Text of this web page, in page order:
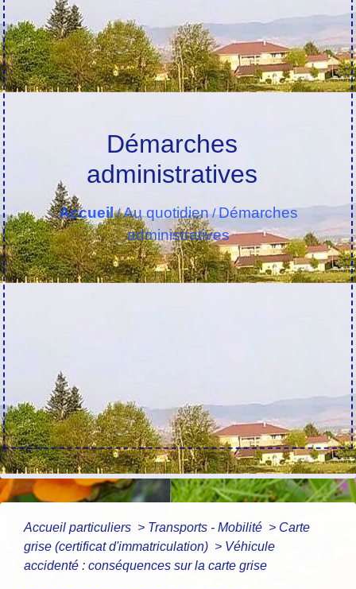
Démarches
administratives
Accueil/Au quotidien/Démarches
administratives
Accueil particuliers > Transports - Mobilité > Carte
grise (certificat d'immatriculation) > Véhicule
accidenté : conséquences sur la carte grise